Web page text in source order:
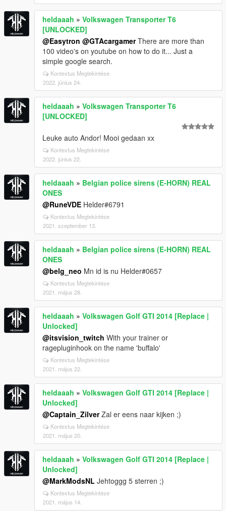
heldaaah » Volkswagen Transporter T6
[UNLOCKED]
@Easytron @GTAcargamerThere are more than
100 video's on youtube on how to do it... Just a
simple google search.
Kontextus Megtekintése
2022. június 24.
heldaaah » Volkswagen Transporter T6
[UNLOCKED]
Leuke auto Andor! Mooi gedaan xx
Kontextus Megtekintése
2022. június 22.
heldaaah » Belgian police sirens (E-HORN) REAL
ONES
@RuneVDE Helder#6791
Kontextus Megtekintése
2021. szeptember 13.
heldaaah » Belgian police sirens (E-HORN) REAL
ONES
@belg_neo Mn id is nu Helder#0657
Kontextus Megtekintése
2021. május 28.
heldaaah » Volkswagen Golf GTI 2014 [Replace |
Unlocked]
@itsvision_twitch With your trainer or
ragepluginhook on the name 'buffalo'
Kontextus Megtekintése
2021. május 22.
heldaaah » Volkswagen Golf GTI 2014 [Replace |
Unlocked]
@Captain_ZilverZal er eens naar kijken ;)
Kontextus Megtekintése
2021. május 20.
heldaaah » Volkswagen Golf GTI 2014 [Replace |
Unlocked]
@MarkModsNL Jehtoggg 5 sterren ;)
Kontextus Megtekintése
2021. május 14.